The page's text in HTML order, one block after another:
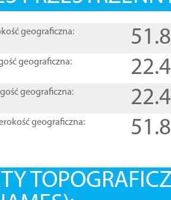
geograficzna:
geograficzna:
geograficzna:
geograficzna: